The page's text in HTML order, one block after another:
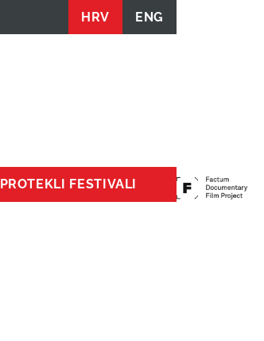
HRV ENG
PROTEKLI FESTIVALI